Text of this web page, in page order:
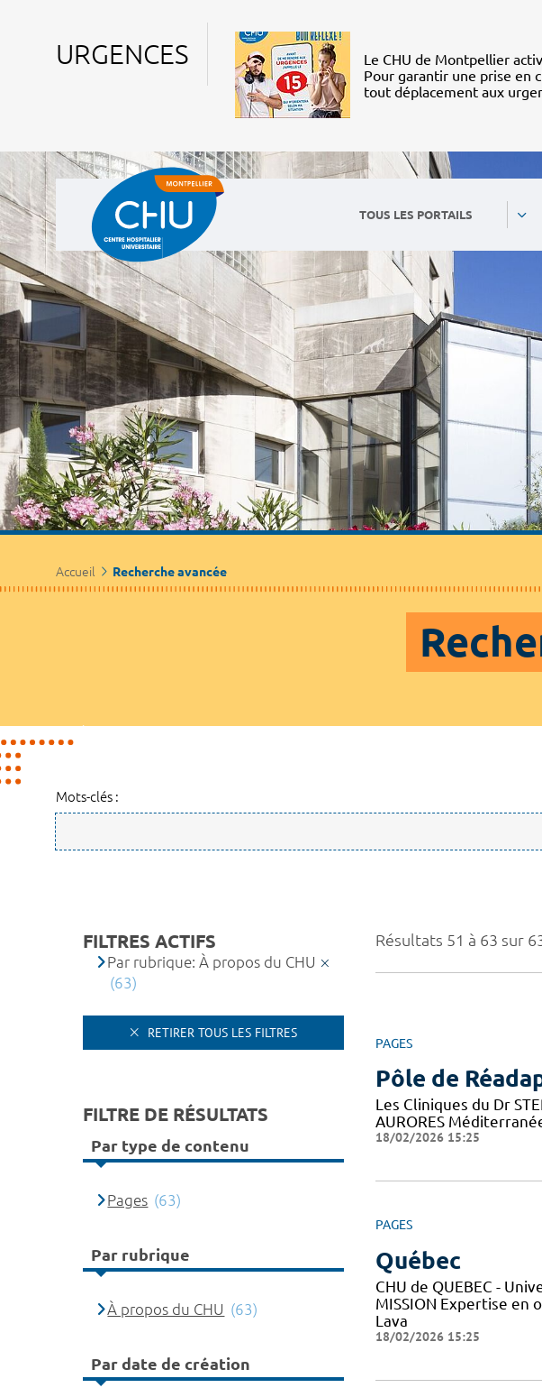
URGENCES
Le CHU de Montpellier
Pour garantir une prise en
tout déplacement aux
TOUS LES PORTAILS
Accueil Recherche avancée
Mots-clés :
Résultats 51 à 63 sur
PAGES
Pôle de
Les Cliniques du Dr
AURORES
18/02/2026 15:25
PAGES
Québec
CHU de QUEBEC -
MISSION Expertise en
Lava
18/02/2026 15:25
FILTRES ACTIFS
Par rubrique: À propos du CHU
(63)
RETIRER TOUS LES FILTRES
FILTRE DE RÉSULTATS
Par type de contenu
Pages (63)
Par rubrique
À propos du CHU (63)
Par date de création